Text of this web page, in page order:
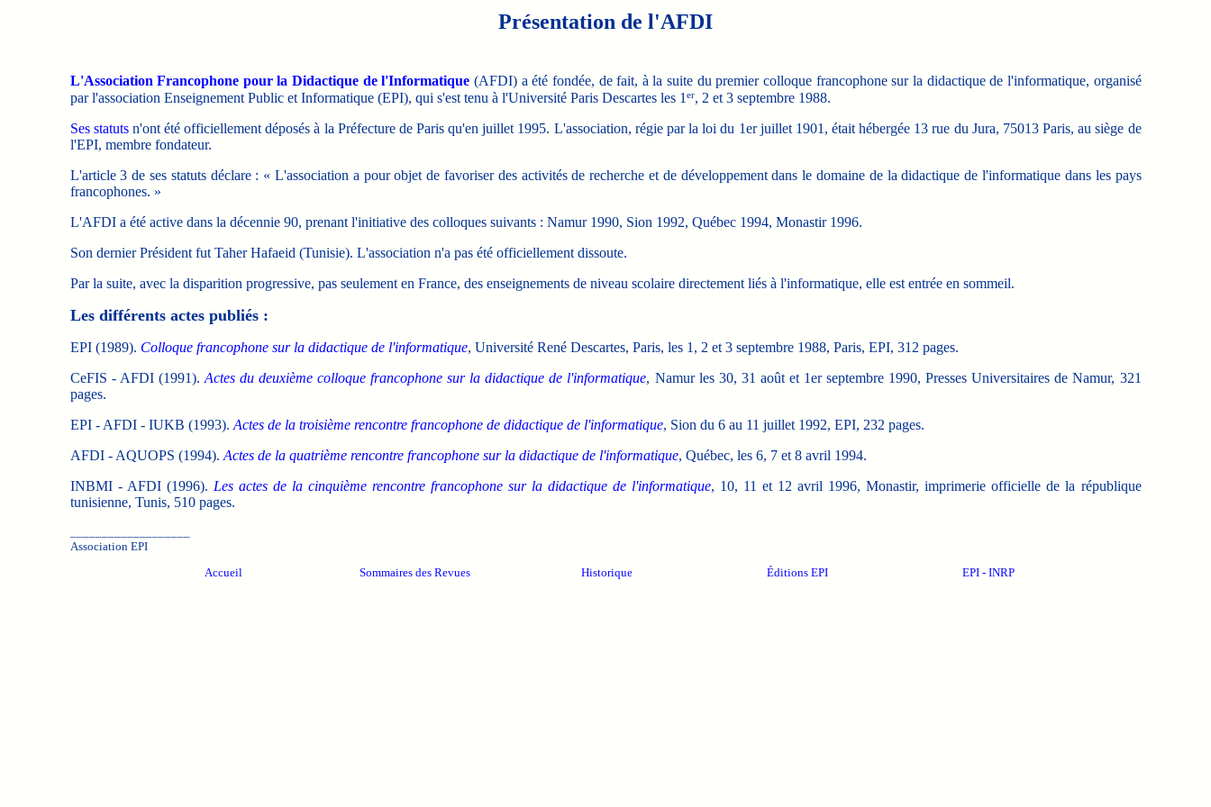
Présentation de l'AFDI
L'Association Francophone pour la Didactique de l'Informatique (AFDI) a été fondée, de fait, à la suite du premier colloque francophone sur la didactique de l'informatique, organisé
par l'association Enseignement Public et Informatique (EPI), qui s'est tenu à l'Université Paris Descartes les 1er, 2 et 3 septembre 1988.
Ses statutsn'ont été officiellement déposés à la Préfecture de Paris qu'en juillet 1995. L'association, régie par la loi du 1er juillet 1901, était hébergée 13 rue du Jura, 75013 Paris, au siège de
l'EPI, membre fondateur.
L'article 3 de ses statuts déclare : « L'association a pour objet de favoriser des activités de recherche et de développement dans le domaine de la didactique de l'informatique dans les pays
francophones. »
L'AFDI a été active dans la décennie 90, prenant l'initiative des colloques suivants : Namur 1990, Sion 1992, Québec 1994, Monastir 1996.
Son dernier Président fut Taher Hafaeid (Tunisie). L'association n'a pas été officiellement dissoute.
Par la suite, avec la disparition progressive, pas seulement en France, des enseignements de niveau scolaire directement liés à l'informatique, elle est entrée en sommeil.
Les différents actes publiés :
EPI (1989). Colloque francophone sur la didactique de l'informatique, Université René Descartes, Paris, les 1, 2 et 3 septembre 1988, Paris, EPI, 312 pages.
CeFIS - AFDI (1991).Actes du deuxième colloque francophone sur la didactique de l'informatique, Namur les 30, 31 août et 1er septembre 1990, Presses Universitaires de Namur, 321
pages.
EPI - AFDI - IUKB (1993).Actes de la troisième rencontre francophone de didactique de l'informatique, Sion du 6 au 11 juillet 1992, EPI, 232 pages.
AFDI - AQUOPS (1994).Actes de la quatrième rencontre francophone sur la didactique de l'informatique, Québec, les 6, 7 et 8 avril 1994.
INBMI - AFDI (1996). Les actes de la cinquième rencontre francophone sur la didactique de l'informatique, 10, 11 et 12 avril 1996, Monastir, imprimerie officielle de la république
tunisienne, Tunis, 510 pages.
Association EPI
Accueil
Sommaires des Revues Historique Éditions EPI EPI - INRP